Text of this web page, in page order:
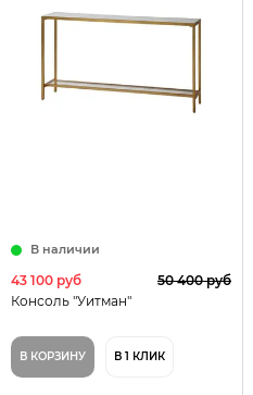
В наличии
43 100 руб
50 400 руб
Консоль "Уитман"
В КОРЗИНУ В 1 КЛИК